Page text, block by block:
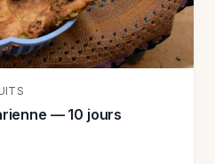
— 10 jours